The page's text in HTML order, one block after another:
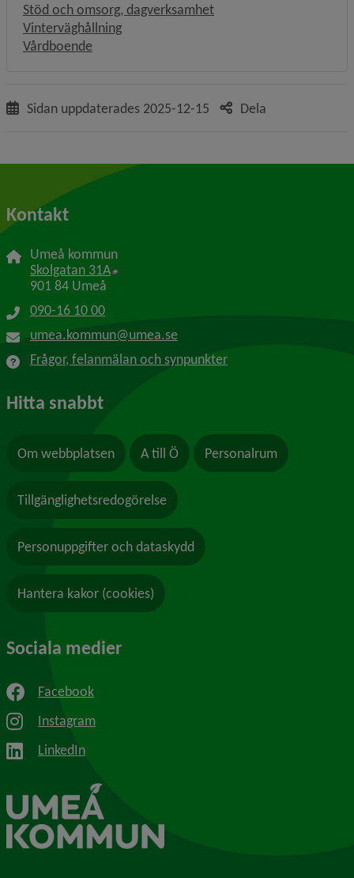
Stöd och omsorg, dagverksamhet
Vinterväghållning
Vårdboende
Sidan uppdaterades 2025-12-15 Dela
Kontakt
Umeå kommun
Skolgatan 31A Länk till annan webbplats, öppnas i nytt
901 84 Umeå
090-16 10 00
umea.kommun@umea.se
Frågor, felanmälan och synpunkter
Hitta snabbt
Om webbplatsen A till Ö Personalrum
Tillgänglighetsredogörelse
Personuppgifter och dataskydd
Hantera kakor (cookies)
Sociala medier
Facebook
Instagram
LinkedIn